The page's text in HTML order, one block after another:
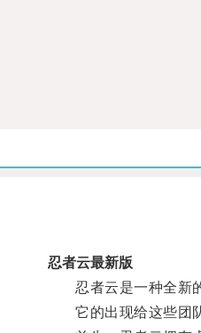
忍者云最新版
忍者云是一种全新的
它的出现给这些团队